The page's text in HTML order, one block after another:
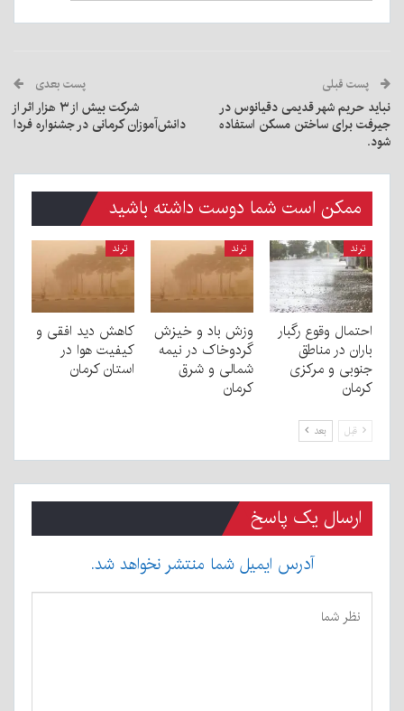
پست قبلی
نباید حریم شهر قدیمی دقیانوس در
جیرفت برای ساختن مسکن استفاده
شود.
پست بعدی
شرکت بیش از ۳ هزار اثر از
دانش‌آموزان کرمانی در جشنواره فردا
ممکن است شما دوست داشته باشید
ترند
احتمال وقوع رگبار
باران در مناطق
جنوبی و مرکزی
کرمان
ترند
وزش باد و خیزش
گردوخاک در نیمه
شمالی و شرق
کرمان
ترند
کاهش دید افقی و
کیفیت هوا در
استان کرمان
قبل بعد
ارسال یک پاسخ
آدرس ایمیل شما منتشر نخواهد شد.